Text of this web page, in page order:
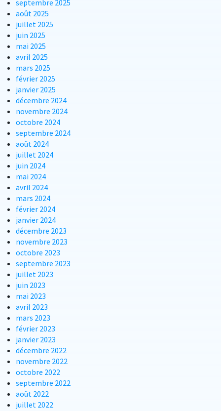
septembre 2025
août 2025
juillet 2025
juin 2025
mai 2025
avril 2025
mars 2025
février 2025
janvier 2025
décembre 2024
novembre 2024
octobre 2024
septembre 2024
août 2024
juillet 2024
juin 2024
mai 2024
avril 2024
mars 2024
février 2024
janvier 2024
décembre 2023
novembre 2023
octobre 2023
septembre 2023
juillet 2023
juin 2023
mai 2023
avril 2023
mars 2023
février 2023
janvier 2023
décembre 2022
novembre 2022
octobre 2022
septembre 2022
août 2022
juillet 2022